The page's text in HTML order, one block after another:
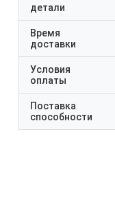
детали
Время
доставки
Условия
оплаты
Поставка
способности